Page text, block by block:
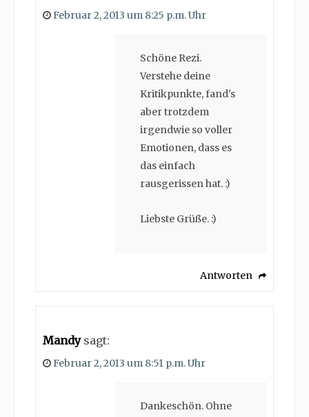
Februar 2, 2013 um 8:25 p.m. Uhr
Schöne Rezi.
Verstehe deine
Kritikpunkte, fand's
aber trotzdem
irgendwie so voller
Emotionen, dass es
das einfach
rausgerissen hat. :)
Liebste Grüße. :)
Antworten
Mandy sagt:
Februar 2, 2013 um 8:51 p.m. Uhr
Dankeschön. Ohne